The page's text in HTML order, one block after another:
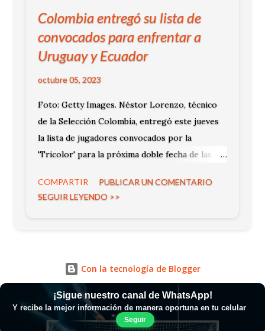
Colombia entregó su lista de
convocados para enfrentar a
Uruguay y Ecuador
octubre 05, 2023
Foto: Getty Images. Néstor Lorenzo, técnico
de la Selección Colombia, entregó este jueves
la lista de jugadores convocados por la
'Tricolor' para la próxima doble fecha de las
disputará en Estados Unidos, México y Canadá.
COMPARTIR
PUBLICAR UN COMENTARIO
SEGUIR LEYENDO >>
Con la tecnología de Blogger
¡Sigue nuestro canal de WhatsApp!
Y recibe la mejor información de manera oportuna en tu celular
Seguir